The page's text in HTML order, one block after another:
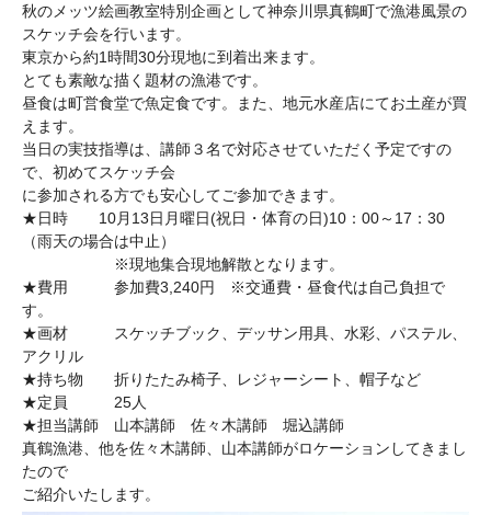
秋のメッツ絵画教室特別企画として神奈川県真鶴町で漁港風景の
スケッチ会を行います。
東京から約1時間30分現地に到着出来ます。
とても素敵な描く題材の漁港です。
昼食は町営食堂で魚定食です。また、地元水産店にてお土産が買
えます。
当日の実技指導は、講師３名で対応させていただく予定ですの
で、初めてスケッチ会
に参加される方でも安心してご参加できます。
★日時 10月13日月曜日(祝日・体育の日)10：00～17：30
（雨天の場合は中止）
※現地集合現地解散となります。
★費用 参加費3,240円 ※交通費・昼食代は自己負担で
す。
★画材 スケッチブック、デッサン用具、水彩、パステル、
アクリル
★持ち物 折りたたみ椅子、レジャーシート、帽子など
★定員 25人
★担当講師 山本講師 佐々木講師 堀込講師
真鶴漁港、他を佐々木講師、山本講師がロケーションしてきまし
たので
ご紹介いたします。